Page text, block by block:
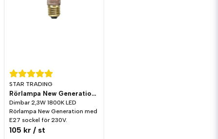
STAR TRADING
Rörlampa New Generation LED 70lm E27 1800K Dim
Dimbar 2,3W 1800K LED
Rörlampa New Generation med
E27 sockel för 230V.
105 kr / st